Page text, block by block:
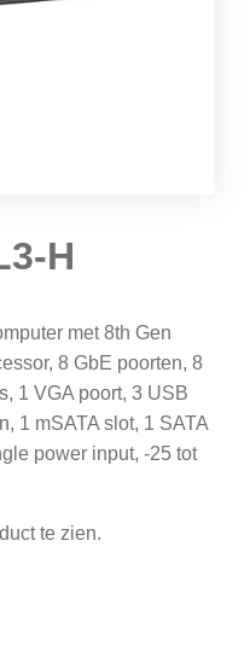
H
met 8th Gen
8 GbE poorten, 8
1 VGA poort, 3 USB
1 mSATA slot, 1 SATA
power input, -25 tot
te zien.